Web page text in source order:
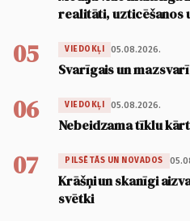
realitāti, uzticēšanos
05 VIEDOKĻI 05.08.2026.
Svarīgais un
06 VIEDOKĻI 05.08.2026.
Nebeidzama tīklu
07 PILSĒTĀS UN NOVADOS
Krāšņi un skanīgi
svētki